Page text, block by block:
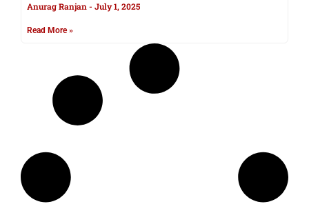
Anurag Ranjan July 1, 2025
Read More »